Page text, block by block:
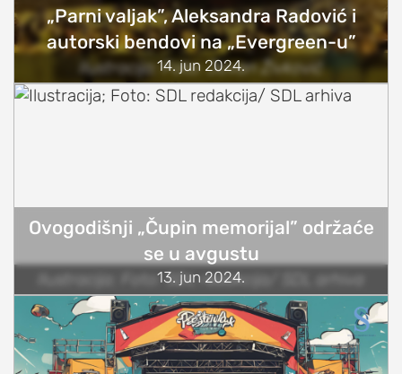
Ilustracija; Foto: Jovan Živković
„Parni valjak”, Aleksandra Radović i
autorski bendovi na „Evergreen-u”
14. jun 2024.
Ilustracija; Foto: SDL redakcija/ SDL arhiva
Ovogodišnji „Čupin memorijal” održaće
se u avgustu
13. jun 2024.